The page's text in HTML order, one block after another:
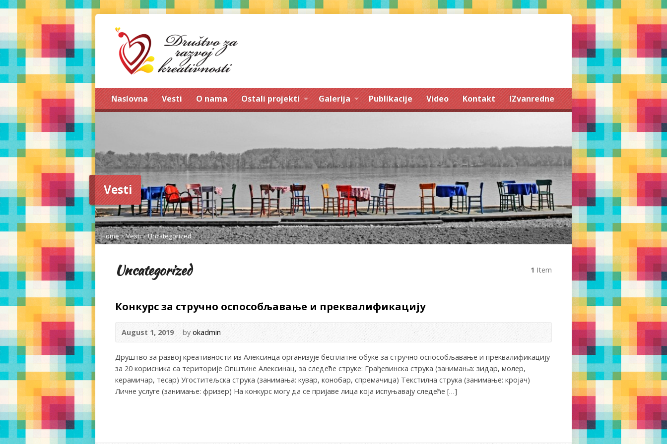
Naslovna Vesti O nama Ostali projekti Galerija Publikacije Video Kontakt IZvanredne
Vesti
Home>Vesti>Uncategorized
Uncategorized 1 Item
Конкурс за стручно оспособљавање и преквалификацију
August 1, 2019 byokadmin
Друштво за развој креативности из Алексинца организује бесплатне обуке за стручно оспособљавање и преквалификацију
за 20 корисника са територије Oпштине Алексинац, за следеће струке: Грађевинска струка (занимања: зидар, молер,
керамичар, тесар) Угоститељска струка (занимања: кувар, конобар, спремачица) Текстилна струка (занимање: кројач)
Личне услуге (занимање: фризер) На конкурс могу да се пријаве лица која испуњавају следеће […]